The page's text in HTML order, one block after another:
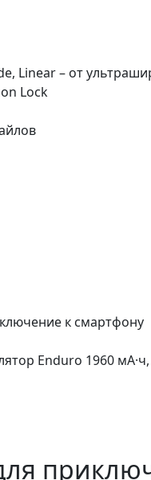
Linear – от
Lock
к смартфону
Enduro 1960